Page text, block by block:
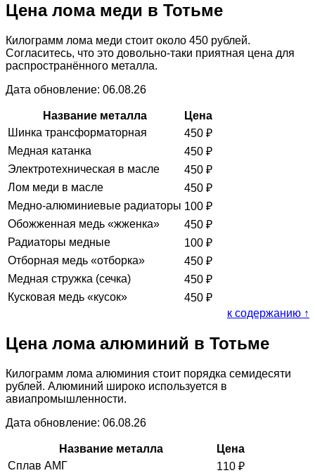
Цена лома меди в Тотьме
Килограмм лома меди стоит около 450 рублей.
Согласитесь, что это довольно-таки приятная цена для
распространённого металла.
Дата обновление: 06.08.26
Название металла
Цена
Шинка трансформаторная
450 ₽
Медная катанка
450 ₽
Электротехническая в масле
450 ₽
Лом меди в масле
450 ₽
Медно-алюминиевые радиаторы 100 ₽
Обожженная медь «жженка»
450 ₽
Радиаторы медные
100 ₽
Отборная медь «отборка»
450 ₽
Медная стружка (сечка)
450 ₽
Кусковая медь «кусок»
450 ₽
к содержанию ↑
Цена лома алюминий в Тотьме
Килограмм лома алюминия стоит порядка семидесяти
рублей. Алюминий широко используется в
авиапромышленности.
Дата обновление: 06.08.26
Название металла
Цена
Сплав АМГ
110 ₽